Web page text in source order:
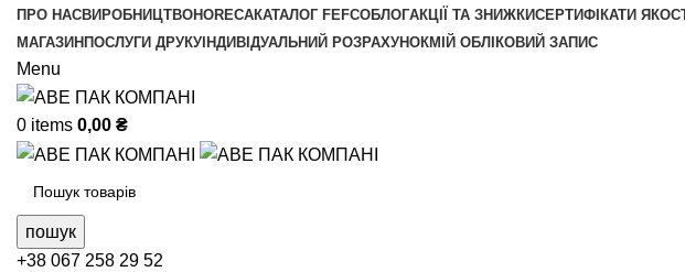
ПРО НАСВИРОБНИЦТВОHORECAКАТАЛОГ FEFCOБЛОГАКЦІЇ ТА ЗНИЖКИСЕРТИФІКАТИ
МАГАЗИН ПОСЛУГИ ДРУКУ ІНДИВІДУАЛЬНИЙ РОЗРАХУНОКМІЙ ОБЛІКОВИЙ ЗАПИС
Menu
0 items 0,00 ₴
пошук
+38 067 258 29 52